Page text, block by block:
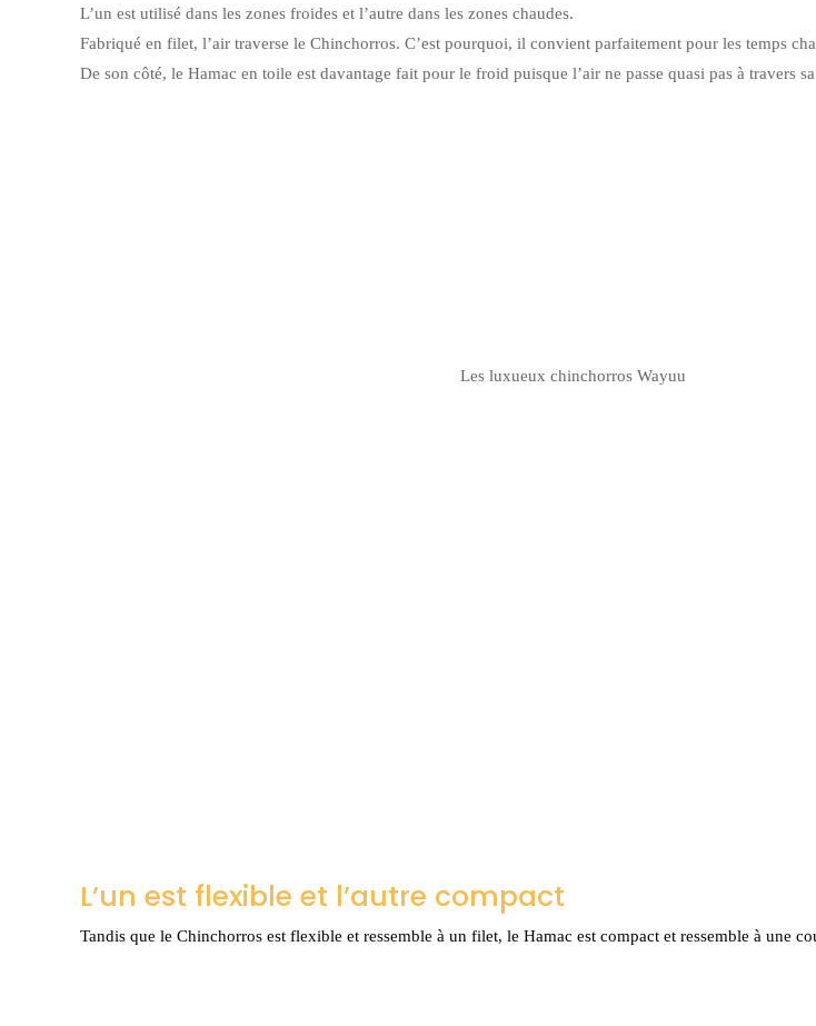
L’un est utilisé dans les zones froides et l’autre dans les zones chaudes.
Fabriqué en filet, l’air traverse le Chinchorros. C’est pourquoi, il convient parfaitement pour les temps
De son côté, le Hamac en toile est davantage fait pour le froid puisque l’air ne passe quasi pas à travers
Les luxueux chinchorros Wayuu
L’un est flexible et l’autre compact
Tandis que le Chinchorros est flexible et ressemble à un filet, le Hamac est compact et ressemble à une